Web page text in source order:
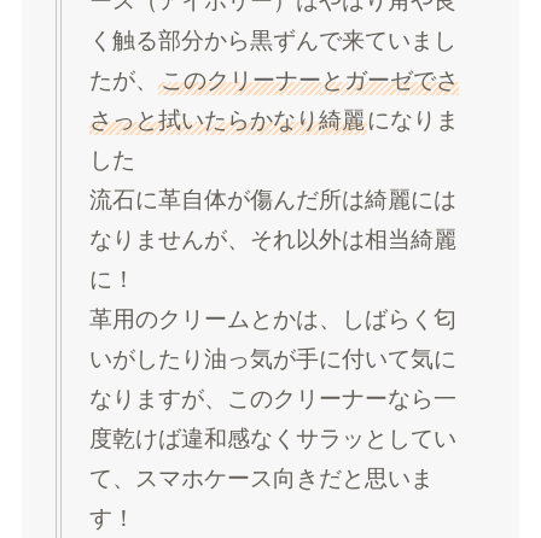
く触る部分から黒ずんで来ていまし
たが、このクリーナーとガーゼでさ
さっと拭いたらかなり綺麗になりま
した
流石に革自体が傷んだ所は綺麗には
なりませんが、それ以外は相当綺麗
に！
革用のクリームとかは、しばらく匂
いがしたり油っ気が手に付いて気に
なりますが、このクリーナーなら一
度乾けば違和感なくサラッとしてい
て、スマホケース向きだと思いま
す！